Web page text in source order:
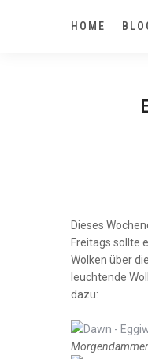
HOME
Dieses
Freitags sollte
Wolken über
leuchtende
dazu: